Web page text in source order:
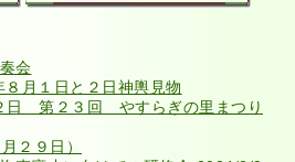
会
８月１日と２日神輿見物
日 第２３回 やすらぎの里まつり
２９日）